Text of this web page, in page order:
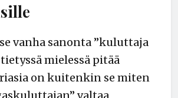
vanha sanonta ”kuluttaja
mielessä pitää
on kuitenkin se miten